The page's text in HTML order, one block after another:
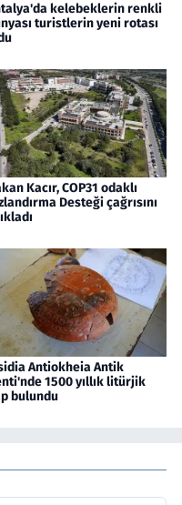
kelebeklerin renkli
turistlerin yeni rotası
Kacır, COP31 odaklı
Desteği çağrısını
Antiokheia Antik
1500 yıllık litürjik
bulundu